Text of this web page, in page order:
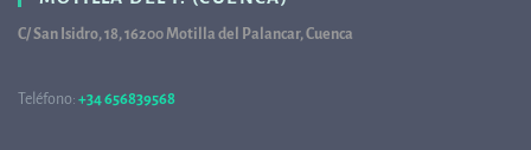
C/ San Isidro, 18, 16200 Motilla del Palancar, Cuenca
Teléfono: +34 656839568